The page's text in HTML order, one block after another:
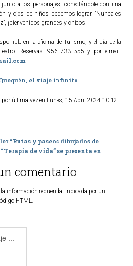
a los personajes, conectándote con una
y ojos de niños podemos lograr. “Nunca es
¡bienvenidos grandes y chicos!
en la oficina de Turismo, y el día de la
Reservas: 956 733 555 y por e-mail:
el viaje infinito
por última vez en Lunes, 15 Abril 2024 10:12
“Rutas y paseos dibujados de
de vida” se presenta en
comentario
información requerida, indicada por un
HTML.